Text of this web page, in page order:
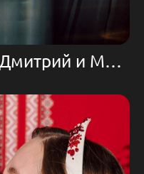
Свадебный день — Дмитрий и Маргарита